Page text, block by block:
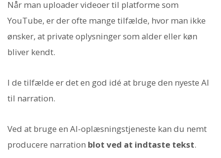
Når man uploader videoer til platforme som
YouTube, er der ofte mange tilfælde, hvor man ikke
ønsker, at private oplysninger som alder eller køn
bliver kendt.
I de tilfælde er det en god idé at bruge den nyeste AI
til narration.
Ved at bruge en AI-oplæsningstjeneste kan du nemt
producere narration blot ved at indtaste tekst.